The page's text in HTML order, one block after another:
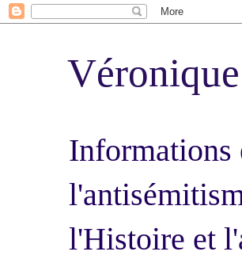
Informations
l'Histoire et